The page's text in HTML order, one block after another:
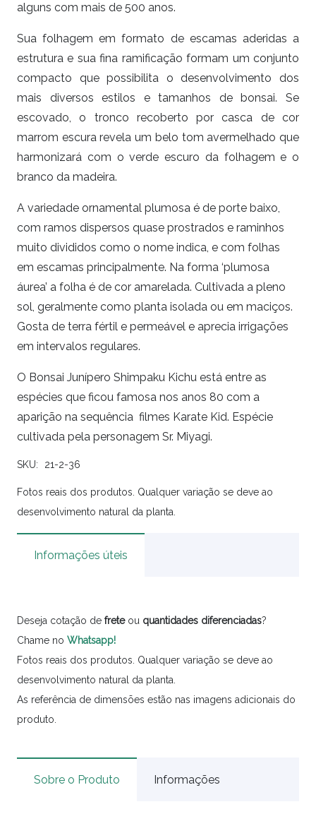
alguns com mais de 500 anos.
Sua folhagem em formato de escamas aderidas a
estrutura e sua fina ramificação formam um conjunto
compacto que possibilita o desenvolvimento dos
mais diversos estilos e tamanhos de bonsai. Se
escovado, o tronco recoberto por casca de cor
marrom escura revela um belo tom avermelhado que
harmonizará com o verde escuro da folhagem e o
branco da madeira.
A variedade ornamental plumosa é de porte baixo,
com ramos dispersos quase prostrados e raminhos
muito divididos como o nome indica, e com folhas
em escamas principalmente. Na forma ‘plumosa
áurea’ a folha é de cor amarelada. Cultivada a pleno
sol, geralmente como planta isolada ou em maciços.
Gosta de terra fértil e permeável e aprecia irrigações
em intervalos regulares.
O Bonsai Junípero Shimpaku Kichu está entre as
espécies que ficou famosa nos anos 80 com a
aparição na sequência filmes Karate Kid. Espécie
cultivada pela personagem Sr. Miyagi.
SKU: 21-2-36
Fotos reais dos produtos. Qualquer variação se deve ao
desenvolvimento natural da planta.
Informações úteis
Deseja cotação de freteou quantidades diferenciadas?
Chame no Whatsapp!
Fotos reais dos produtos. Qualquer variação se deve ao
desenvolvimento natural da planta.
As referência de dimensões estão nas imagens adicionais do
produto.
Sobre o Produto Informações